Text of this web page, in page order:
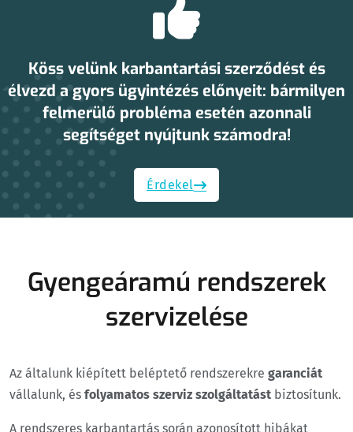
Köss velünk karbantartási szerződést és
élvezd a gyors ügyintézés előnyeit: bármilyen
felmerülő probléma esetén azonnali
segítségetnyújtunk számodra!
Érdekel
Gyengeáramú rendszerek
szervizelése
Az általunk kiépített beléptető rendszerekre garanciát
vállalunk, és folyamatos szerviz szolgáltatást biztosítunk.
A rendszeres karbantartás során azonosított hibákat